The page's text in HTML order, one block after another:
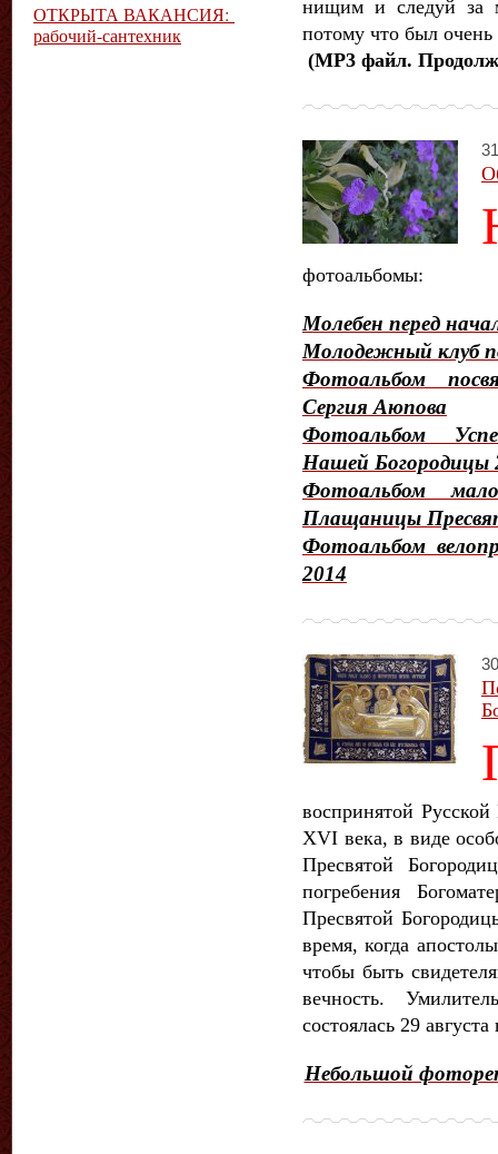
нищим и следуй за
потому что был очень
(МР3 файл.
фотоальбомы:
Молебен перед
Молодежный клуб
Фотоальбом
Сергия Аюпова
Фотоальбом
Нашей Богородицы
Фотоальбом
Плащаницы
Фотоальбом
2014
воспринятой
XVI века, в виде
Пресвятой
погребения
Пресвятой
время, когда
чтобы быть
вечность.
состоялась 29
Небольшой
ОТКРЫТА ВАКАНСИЯ:
рабочий-сантехник